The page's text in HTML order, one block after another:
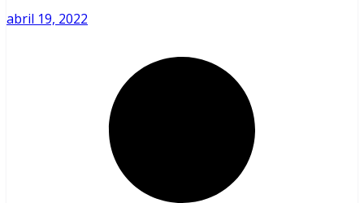
abril 19, 2022